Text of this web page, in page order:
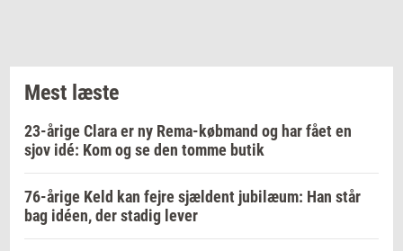
Mest læste
23-årige Clara er ny Rema-købmand og har fået en
sjov idé: Kom og se den tomme butik
76-årige Keld kan fejre sjældent jubilæum: Han står
bag idéen, der stadig lever